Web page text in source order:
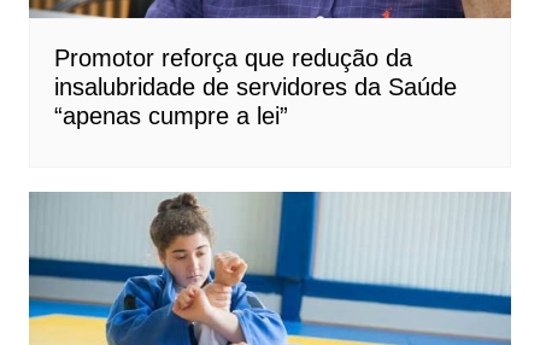
Promotor reforça que redução da
insalubridade de servidores da Saúde
“apenas cumpre a lei”